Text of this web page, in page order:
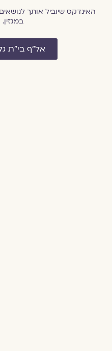
האינדקס שיוביל אותך
במגזין.
אל״ף בי״ת